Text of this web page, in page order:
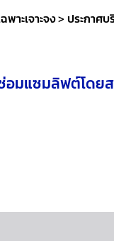
าะเจาะจง>ประกาศ
แซมลิฟต์โดยส